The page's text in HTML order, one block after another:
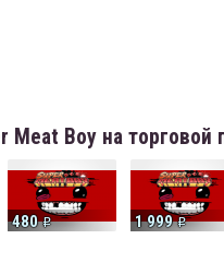
Meat Boy на торговой
480 1 999